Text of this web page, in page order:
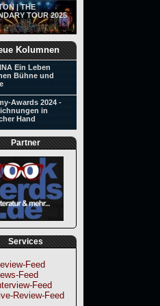
| THE
TOUR 2025
Kolumnen
Ein Leben
Bühne und
Awards 2024 -
in
Hand
Partner
Services
Feed
Feed
Feed
Review-Feed